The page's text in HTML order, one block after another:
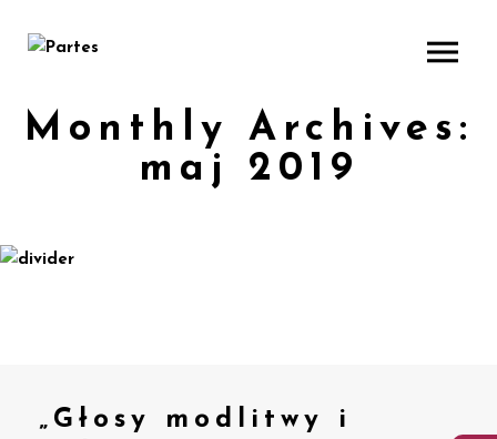
Monthly Archives:
maj 2019
„Głosy modlitwy i